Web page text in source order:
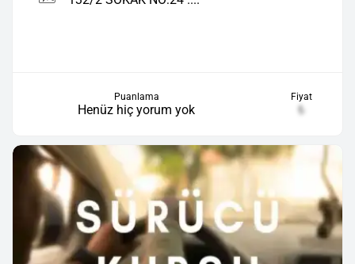
Puanlama
Henüz hiç yorum yok
Fiyat
₺